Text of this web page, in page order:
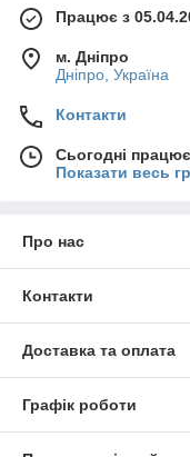
Працює з
м. Дніпро
Дніпро, Україна
Контакти
Сьогодні
Показати весь
Про нас
Контакти
Доставка та оплата
Графік роботи